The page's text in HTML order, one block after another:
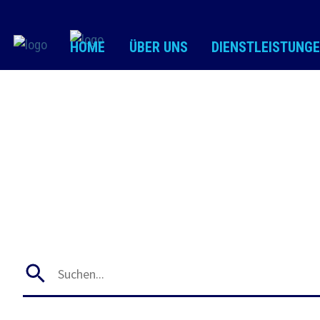
HOME ÜBER UNS